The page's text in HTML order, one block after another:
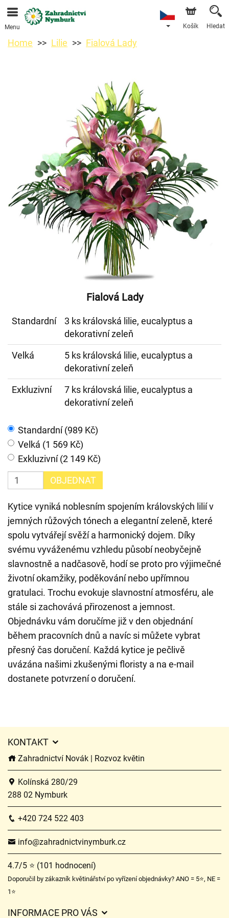
Objednávky přes e-shop přijímáme. Nejbližší možné
doručení je od 11.8.2026 z důvodu dovolené.
Menu Košík Hledat
Home Lilie Fialová Lady
Fialová Lady
Standardní
3 ks královská lilie, eucalyptus a
dekorativní zeleň
Velká
5 ks královská lilie, eucalyptus a
dekorativní zeleň
Exkluzivní
7 ks královská lilie, eucalyptus a
dekorativní zeleň
Standardní (989 Kč)
Velká (1 569 Kč)
Exkluzivní (2 149 Kč)
OBJEDNAT
Kytice vyniká noblesním spojením královských lilií v
jemných růžových tónech a elegantní zeleně, které
spolu vytvářejí svěží a harmonický dojem. Díky
svému vyváženému vzhledu působí neobyčejně
slavnostně a nadčasově, hodí se proto pro výjimečné
životní okamžiky, poděkování nebo upřímnou
gratulaci. Trochu evokuje slavnostní atmosféru, ale
stále si zachovává přirozenost a jemnost.
Objednávku vám doručíme již v den objednání
během pracovních dnů a navíc si můžete vybrat
přesný čas doručení. Každá kytice je pečlivě
uvázána našimi zkušenými floristy a na e-mail
dostanete potvrzení o doručení.
KONTAKT
Zahradnictví Novák | Rozvoz květin
Kolínská 280/29
288 02 Nymburk
+420 724 522 403
info@zahradnictvinymburk.cz
4.7/5 ⭐ (101 hodnocení)
Doporučil by zákazník květinářství po vyřízení objednávky? ANO = 5⭐, NE =
1⭐
INFORMACE PRO VÁS